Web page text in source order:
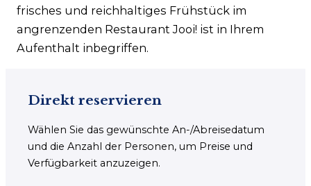
frisches und reichhaltiges Frühstück im
angrenzenden Restaurant Jooi! ist in Ihrem
Aufenthalt inbegriffen.
Direkt reservieren
Wählen Sie das gewünschte An-/Abreisedatum
und die Anzahl der Personen, um Preise und
Verfügbarkeit anzuzeigen.